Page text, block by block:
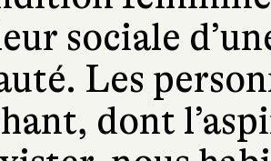
sociale
Les
dont